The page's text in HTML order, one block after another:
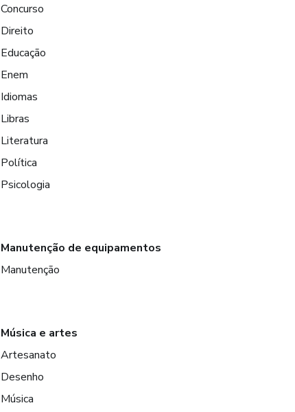
Concurso
Direito
Educação
Enem
Idiomas
Libras
Literatura
Política
Psicologia
Manutenção de equipamentos
Manutenção
Música e artes
Artesanato
Desenho
Música